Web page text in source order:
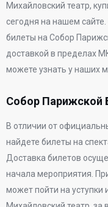
Михайловский театр,
сегодня на нашем
билеты на Собор
доставкой в пределах
можете узнать у наших
Собор Парижской
В отличии от
найдете билеты на
Доставка билетов
начала мероприятия.
может пойти на уступки